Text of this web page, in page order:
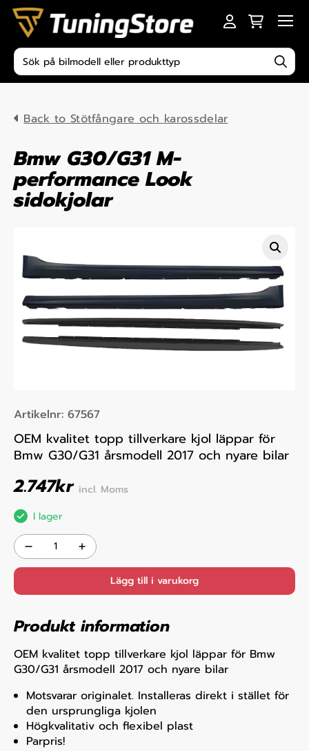
Skip to content
Produktsökning
Back to Stötfångare och karossdelar
Bmw G30/G31 M-
performance Look
sidokjolar
Artikelnr: 67567
OEM kvalitet topp tillverkare kjol läppar för
Bmw G30/G31 årsmodell 2017 och nyare bilar
2.747kr incl. Moms
I lager
Lägg till i varukorg
Produkt information
OEM kvalitet topp tillverkare kjol läppar för Bmw
G30/G31 årsmodell 2017 och nyare bilar
Motsvarar originalet. Installeras direkt i stället för
den ursprungliga kjolen
Högkvalitativ och flexibel plast
Parpris!